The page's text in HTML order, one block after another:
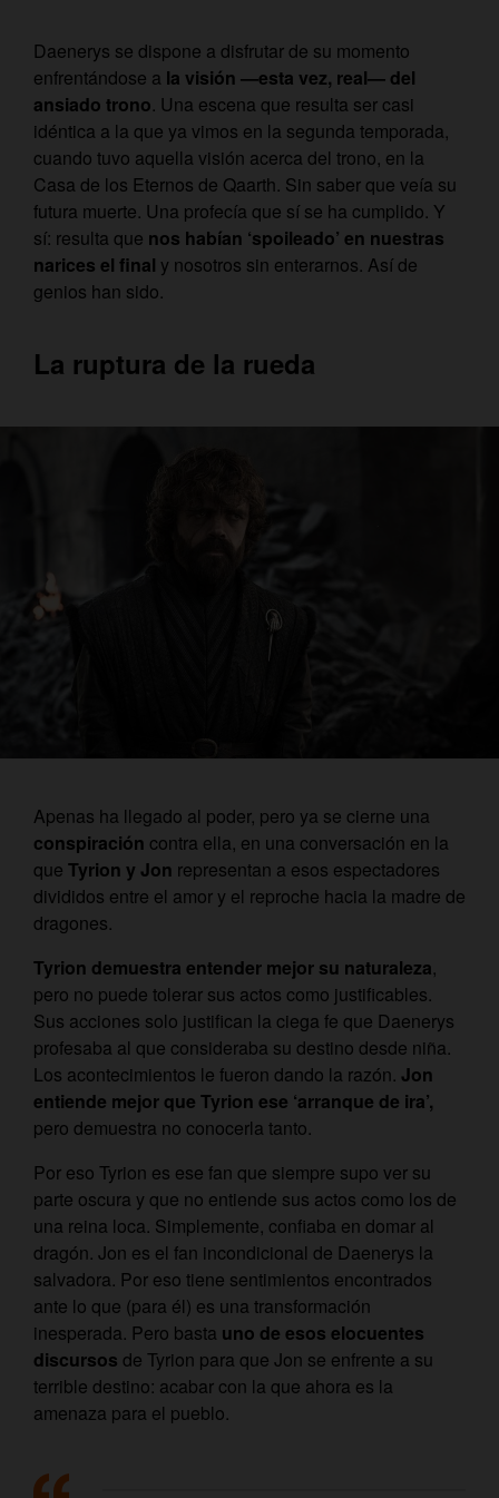
Daenerys se dispone a disfrutar de su momento
enfrentándose a la visión —esta vez, real— del
ansiado trono. Una escena que resulta ser casi
idéntica a la que ya vimos en la segunda temporada,
cuando tuvo aquella visión acerca del trono, en la
Casa de los Eternos de Qaarth. Sin saber que veía su
futura muerte. Una profecía que sí se ha cumplido. Y
sí: resulta que nos habían ‘spoileado’ en nuestras
narices el final y nosotros sin enterarnos. Así de
genios han sido.
La ruptura de la rueda
Apenas ha llegado al poder, pero ya se cierne una
conspiración contra ella, en una conversación en la
que Tyrion y Jon representan a esos espectadores
divididos entre el amor y el reproche hacia la madre de
dragones.
Tyrion demuestra entender mejor su naturaleza,
pero no puede tolerar sus actos como justificables.
Sus acciones solo justifican la ciega fe que Daenerys
profesaba al que consideraba su destino desde niña.
Los acontecimientos le fueron dando la razón. Jon
entiende mejor que Tyrion ese ‘arranque de ira’,
pero demuestra no conocerla tanto.
Por eso Tyrion es ese fan que siempre supo ver su
parte oscura y que no entiende sus actos como los de
una reina loca. Simplemente, confiaba en domar al
dragón. Jon es el fan incondicional de Daenerys la
salvadora. Por eso tiene sentimientos encontrados
ante lo que (para él) es una transformación
inesperada. Pero basta uno de esos elocuentes
discursos de Tyrion para que Jon se enfrente a su
terrible destino: acabar con la que ahora es la
amenaza para el pueblo.